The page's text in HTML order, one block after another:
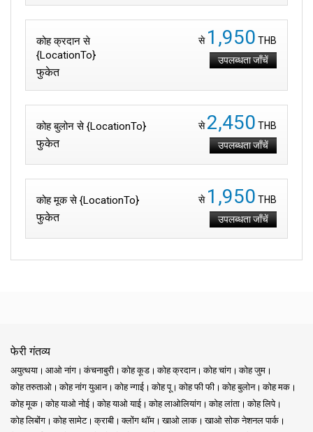
कोह क्रदान से
{LocationTo}
फुकेत
से 1,950 THB
उपलब्धता जाँचें
कोह बुलोन से {LocationTo}
फुकेत
से2,450 THB
उपलब्धता जाँचें
कोह मूक से {LocationTo}
फुकेत
से 1,950 THB
उपलब्धता जाँचें
फेरी गंतव्य
अयुत्थया आओ नांग कंचनाबुरी कोह कूड कोह क्रदान कोह चांग
कोह जुम
कोह तरुताओ
कोह नांग युआन कोह न्गाई कोह पू कोह फी फी कोह बुलोन
कोह मक
कोह मूक
कोह याओ नोई कोह याओ याई कोह लाओलियांग कोह लांता
कोह लिपे
कोह लिबोंग
कोह सामेट क्राबी क्लोंग थॉम खाओ लाक
खाओ सोक नेशनल पार्क